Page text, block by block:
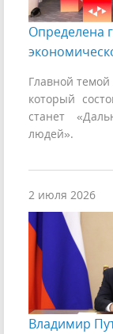
Определена
Главной
который
станет
людей».
2 июля 2026
Владимир